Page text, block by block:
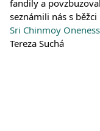
fandily a
seznámili nás s
Sri Chinmoy
Tereza Suchá